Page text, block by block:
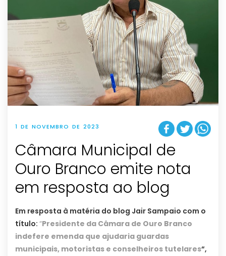
1 DE NOVEMBRO DE 2023
Câmara Municipal de
Ouro Branco emite nota
em resposta ao blog
Em resposta à matéria do blog Jair Sampaio com o
título: “Presidente da Câmara de Ouro Branco
indefere emenda que ajudaria guardas
municipais, motoristas e conselheiros tutelares“,